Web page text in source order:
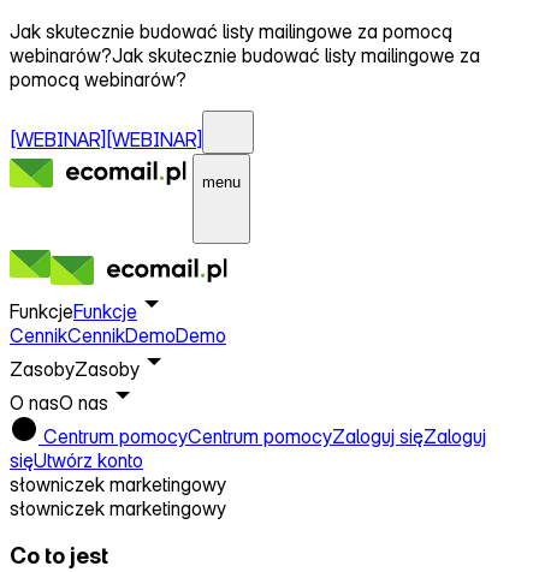
Jak skutecznie budować listy mailingowe za pomocą
webinarów?Jak skutecznie budować listy mailingowe za
pomocą webinarów?
[WEBINAR] [WEBINAR]
menu
FunkcjeFunkcje
CennikCennikDemoDemo
ZasobyZasoby
O nasO nas
Centrum pomocyCentrum pomocyZaloguj sięZaloguj
sięUtwórz konto
słowniczek marketingowy
słowniczek marketingowy
Co to jest